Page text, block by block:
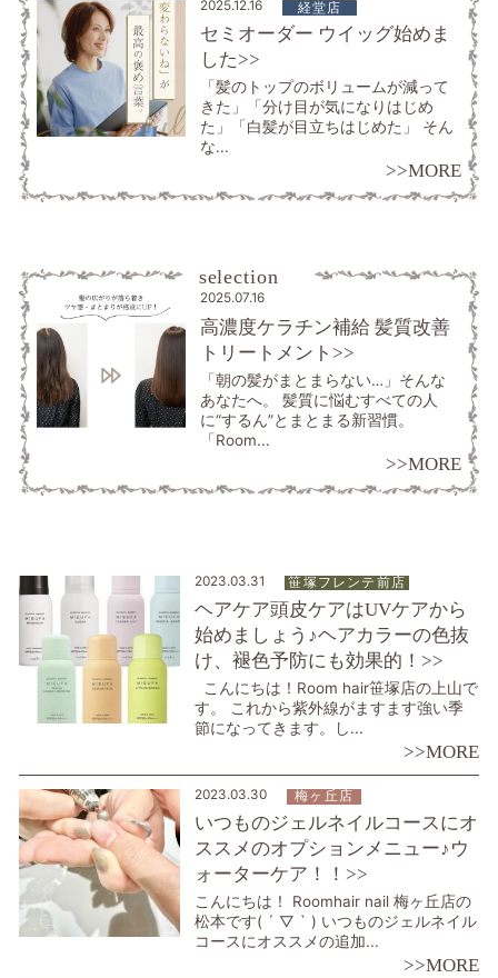
2025.12.16 経堂店
セミオーダー ウイッグ始めま
した>>
「髪のトップのボリュームが減って
きた」「分け目が気になりはじめ
た」「白髪が目立ちはじめた」 そん
な...
>>MORE
selection
2025.07.16
高濃度ケラチン補給 髪質改善
トリートメント>>
「朝の髪がまとまらない…」そんな
あなたへ。 髪質に悩むすべての人
に“するん”とまとまる新習慣。
「Room...
>>MORE
2023.03.31 笹塚フレンテ前店
ヘアケア頭皮ケアはUVケアから
始めましょう♪ヘアカラーの色抜
け、褪色予防にも効果的！>>
こんにちは！Room hair笹塚店の上山で
す。 これから紫外線がますます強い季
節になってきます。し...
>>MORE
2023.03.30 梅ヶ丘店
いつものジェルネイルコースにオ
ススメのオプションメニュー♪ウ
ォーターケア！！>>
こんにちは！ Roomhair nail 梅ヶ丘店の
松本です( ´ ▽ ` ) いつものジェルネイル
コースにオススメの追加...
>>MORE